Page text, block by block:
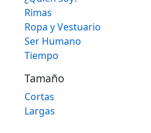
Rimas
Ropa y Vestuario
Ser Humano
Tiempo
Tamaño
Cortas
Largas